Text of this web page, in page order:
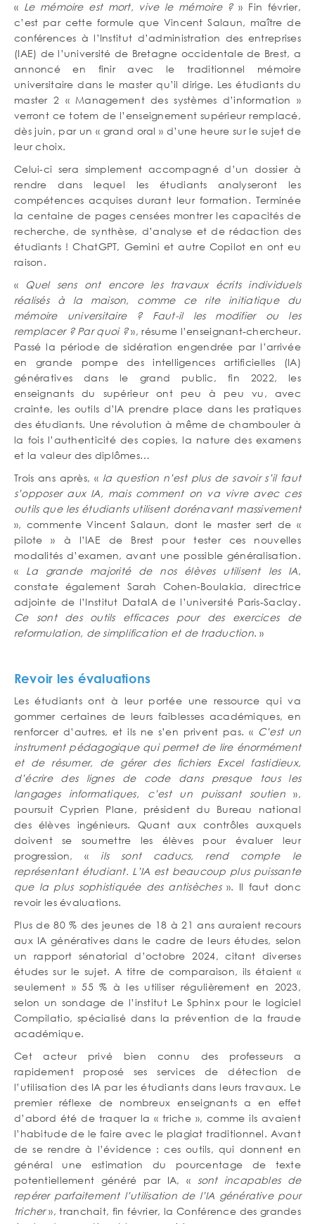
Contenu
Corps
de
texte
« Le mémoire est mort, vive le mémoire ?» Fin février,
c’est par cette formule que Vincent Salaun, maître de
conférences à l’Institut d’administration des entreprises
(IAE) de l’université de Bretagne occidentale de Brest, a
annoncé en finir avec le traditionnel mémoire
universitaire dans le master qu’il dirige. Les étudiants du
master 2 « Management des systèmes d’information »
verront ce totem de l’enseignement supérieur remplacé,
dès juin, par un « grand oral » d’une heure sur le sujet de
leur choix.
Celui-ci sera simplement accompagné d’un dossier à
rendre dans lequel les étudiants analyseront les
compétences acquises durant leur formation. Terminée
la centaine de pages censées montrer les capacités de
recherche, de synthèse, d’analyse et de rédaction des
étudiants ! ChatGPT, Gemini et autre Copilot en ont eu
raison.
« Quel sens ont encore les travaux écrits individuels
réalisés à la maison, comme ce rite initiatique du
mémoire universitaire ? Faut-il les modifier ou les
remplacer ? Par quoi ?», résume l’enseignant-chercheur.
Passé la période de sidération engendrée par l’arrivée
en grande pompe des intelligences artificielles (IA)
génératives dans le grand public, fin 2022, les
enseignants du supérieur ont peu à peu vu, avec
crainte, les outils d’IA prendre place dans les pratiques
des étudiants. Une révolution à même de chambouler à
la fois l’authenticité des copies, la nature des examens
et la valeur des diplômes…
Trois ans après, « la question n’est plus de savoir s’il faut
s’opposer aux IA, mais comment on va vivre avec ces
outils que les étudiants utilisent dorénavant massivement
», commente Vincent Salaun, dont le master sert de «
pilote » à l’IAE de Brest pour tester ces nouvelles
modalités d’examen, avant une possible généralisation.
« La grande majorité de nos élèves utilisent les IA,
constate également Sarah Cohen-Boulakia, directrice
adjointe de l’Institut DataIA de l’université Paris-Saclay.
Ce sont des outils efficaces pour des exercices de
reformulation, de simplification et de traduction. »
Revoir les évaluations
Les étudiants ont à leur portée une ressource qui va
gommer certaines de leurs faiblesses académiques, en
renforcer d’autres, et ils ne s’en privent pas. « C’est un
instrument pédagogique qui permet de lire énormément
et de résumer, de gérer des fichiers Excel fastidieux,
d’écrire des lignes de code dans presque tous les
langages informatiques, c’est un puissant soutien»,
poursuit Cyprien Plane, président du Bureau national
des élèves ingénieurs. Quant aux contrôles auxquels
doivent se soumettre les élèves pour évaluer leur
progression, « ils sont caducs, rend compte le
représentant étudiant. L’IA est beaucoup plus puissante
que la plus sophistiquée des antisèches». Il faut donc
revoir les évaluations.
Plus de 80 % des jeunes de 18 à 21 ans auraient recours
aux IA génératives dans le cadre de leurs études, selon
un rapport sénatorial d’octobre 2024, citant diverses
études sur le sujet. A titre de comparaison, ils étaient «
seulement » 55 % à les utiliser régulièrement en 2023,
selon un sondage de l’institut Le Sphinx pour le logiciel
Compilatio, spécialisé dans la prévention de la fraude
académique.
Cet acteur privé bien connu des professeurs a
rapidement proposé ses services de détection de
l’utilisation des IA par les étudiants dans leurs travaux. Le
premier réflexe de nombreux enseignants a en effet
d’abord été de traquer la « triche », comme ils avaient
l’habitude de le faire avec le plagiat traditionnel. Avant
de se rendre à l’évidence : ces outils, qui donnent en
général une estimation du pourcentage de texte
potentiellement généré par IA, « sont incapables de
repérer parfaitement l’utilisation de l’IA générative pour
tricher», tranchait, fin février, la Conférence des grandes